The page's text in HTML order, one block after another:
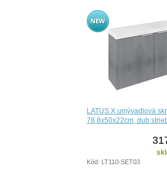
LATUS X umývadlová
78,8x50x22cm, dub
Kód: LT110-SET03